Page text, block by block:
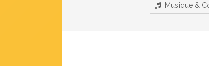
Musique &